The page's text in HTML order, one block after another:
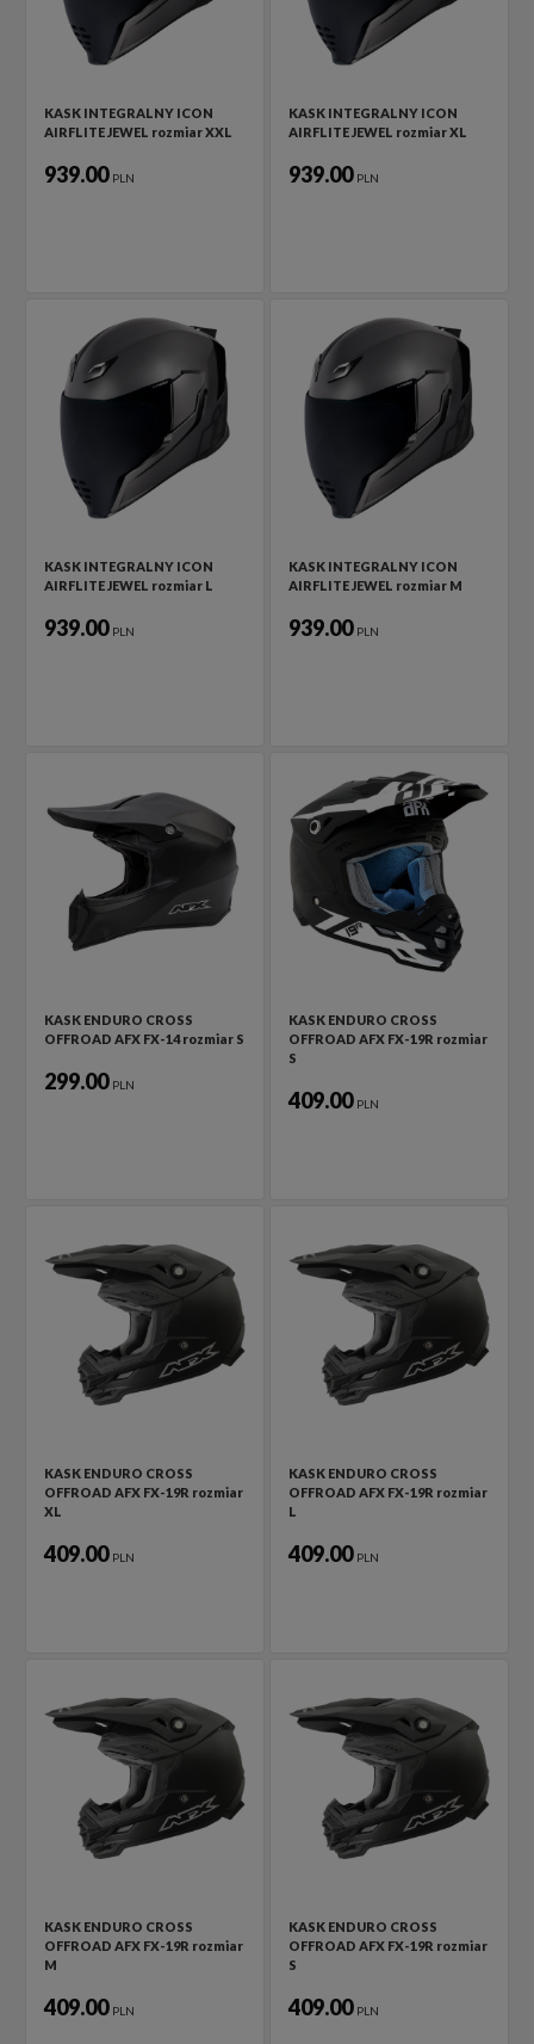
KASK INTEGRALNY ICON
AIRFLITE JEWEL rozmiar XXL
939.00 PLN
KASK INTEGRALNY ICON
AIRFLITE JEWEL rozmiar XL
939.00 PLN
KASK INTEGRALNY ICON
AIRFLITE JEWEL rozmiar L
939.00 PLN
KASK INTEGRALNY ICON
AIRFLITE JEWEL rozmiar M
939.00 PLN
KASK ENDURO CROSS
OFFROAD AFX FX-14 rozmiar S
299.00 PLN
KASK ENDURO CROSS
OFFROAD AFX FX-19R rozmiar
S
409.00 PLN
KASK ENDURO CROSS
OFFROAD AFX FX-19R rozmiar
XL
409.00 PLN
KASK ENDURO CROSS
OFFROAD AFX FX-19R rozmiar
L
409.00 PLN
KASK ENDURO CROSS
OFFROAD AFX FX-19R rozmiar
M
409.00 PLN
KASK ENDURO CROSS
OFFROAD AFX FX-19R rozmiar
S
409.00 PLN